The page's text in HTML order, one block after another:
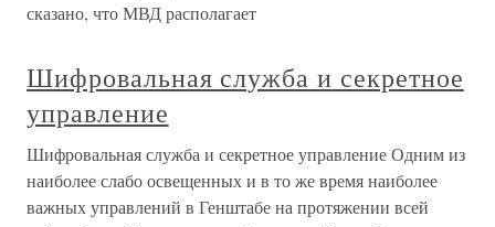
сказано, что МВД располагает
Шифровальная служба и секретное
управление
Шифровальная служба и секретное управление Одним из
наиболее слабо освещенных и в то же время наиболее
важных управлений в Генштабе на протяжении всей